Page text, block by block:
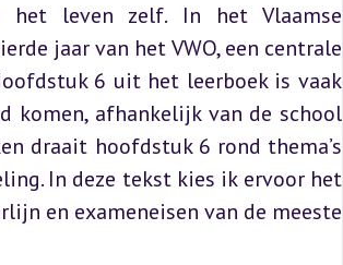
leven zelf. In het Vlaamse
jaar van het VWO, een centrale
6 uit het leerboek is vaak
komen, afhankelijk van de school
draait hoofdstuk 6 rond thema’s
In deze tekst kies ik ervoor het
en exameneisen van de meeste